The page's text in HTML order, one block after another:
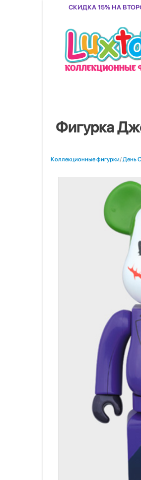
Скидка 15% на
Фигурка
Коллекционные фигурки/День